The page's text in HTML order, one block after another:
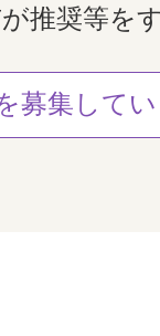
推奨等を
募集して